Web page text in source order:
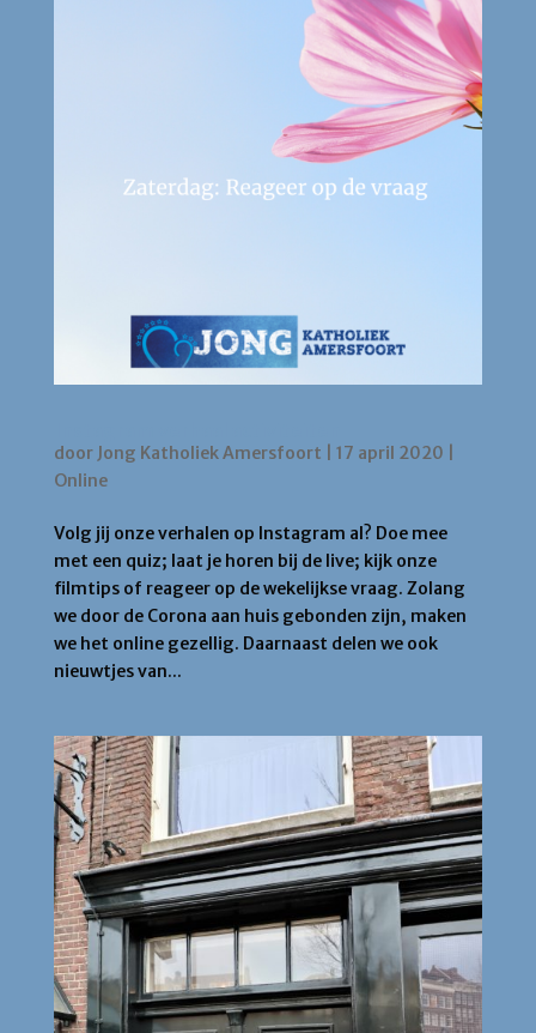
door Jong Katholiek Amersfoort 17 april 2020
Online
Volg jij onze verhalen op Instagram al? Doe mee
met een quiz; laat je horen bij de live; kijk onze
filmtips of reageer op de wekelijkse vraag. Zolang
we door de Corona aan huis gebonden zijn, maken
we het online gezellig. Daarnaast delen we ook
nieuwtjes van...